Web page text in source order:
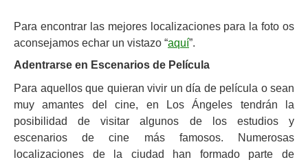
Para encontrar las mejores localizaciones para la foto os
aconsejamos echar un vistazo “aquí”.
Adentrarse en Escenarios de Película
Para aquellos que quieran vivir un día de película o sean
muy amantes del cine, en Los Ángeles tendrán la
posibilidad de visitar algunos de los estudios y
escenarios de cine más famosos. Numerosas
localizaciones de la ciudad han formado parte de